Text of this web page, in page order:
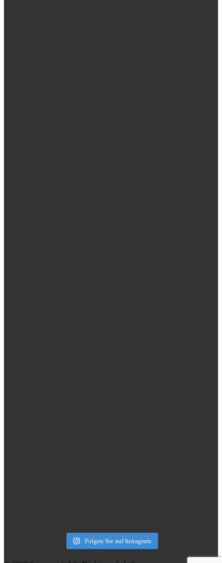
Folgen Sie auf Instagram